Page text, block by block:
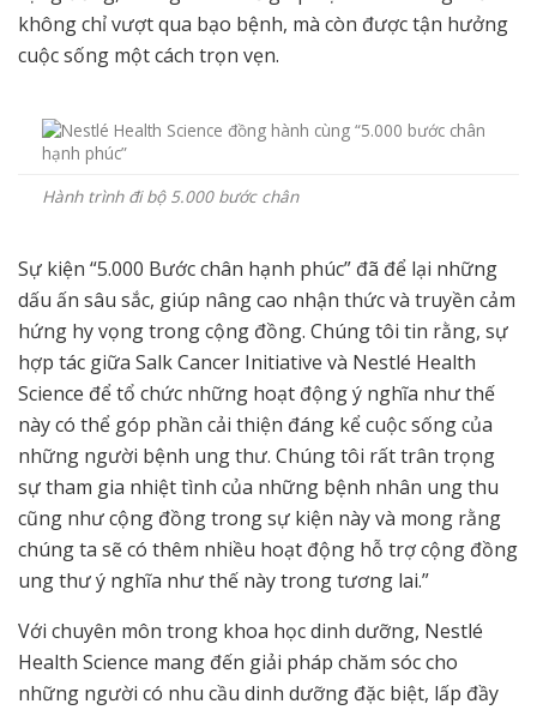
không chỉ vượt qua bạo bệnh, mà còn được tận hưởng
cuộc sống một cách trọn vẹn.
Hành trình đi bộ 5.000 bước chân
Sự kiện “5.000 Bước chân hạnh phúc” đã để lại những
dấu ấn sâu sắc, giúp nâng cao nhận thức và truyền cảm
hứng hy vọng trong cộng đồng. Chúng tôi tin rằng, sự
hợp tác giữa Salk Cancer Initiative và Nestlé Health
Science để tổ chức những hoạt động ý nghĩa như thế
này có thể góp phần cải thiện đáng kể cuộc sống của
những người bệnh ung thư. Chúng tôi rất trân trọng
sự tham gia nhiệt tình của những bệnh nhân ung thu
cũng như cộng đồng trong sự kiện này và mong rằng
chúng ta sẽ có thêm nhiều hoạt động hỗ trợ cộng đồng
ung thư ý nghĩa như thế này trong tương lai.”
Với chuyên môn trong khoa học dinh dưỡng, Nestlé
Health Science mang đến giải pháp chăm sóc cho
những người có nhu cầu dinh dưỡng đặc biệt, lấp đầy